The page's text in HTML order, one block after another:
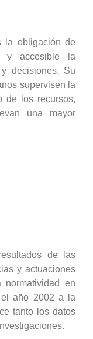
la obligación de
y accesible la
decisiones. Su
supervisen la
de los recursos,
una mayor
de las
y actuaciones
en
el año 2002 a la
tanto los datos